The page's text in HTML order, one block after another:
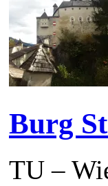
Burg
TU –